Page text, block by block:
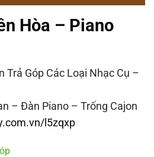
Hòa – Piano
Trả Góp Các Loại Nhạc Cụ –
– Đàn Piano – Trống Cajon
l5zqxp